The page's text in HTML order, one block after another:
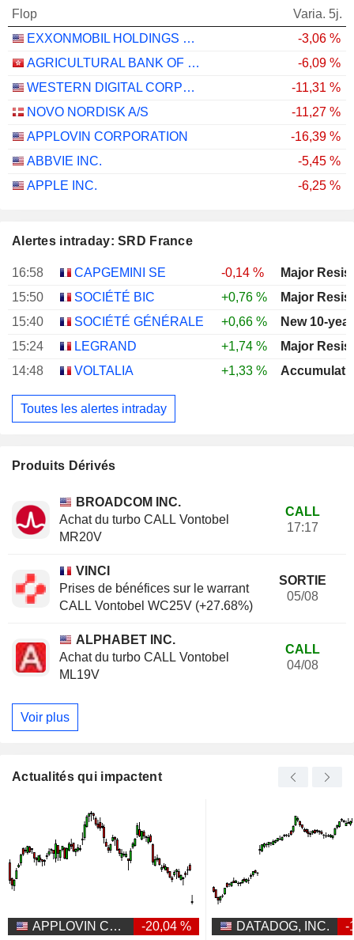
Flop
Varia. 5j.
EXXONMOBIL HOLDINGS CORPORATION
-3,06 %
AGRICULTURAL BANK OF CHINA LIMITED
-6,09 %
WESTERN DIGITAL CORPORATION
-11,31 %
NOVO NORDISK A/S
-11,27 %
APPLOVIN CORPORATION
-16,39 %
ABBVIE INC.
-5,45 %
APPLE INC.
-6,25 %
Alertes intraday: SRD France
16:58 CAPGEMINI SE -0,14 %
Major
15:50
SOCIÉTÉ BIC +0,76 %
Major
15:40
SOCIÉTÉ GÉNÉRALE +0,66 %
New 10-
15:24
LEGRAND +1,74 %
Major
14:48
VOLTALIA +1,33 %
Toutes les alertes intraday
Produits Dérivés
BROADCOM INC.
Achat du turbo CALL Vontobel
MR20V
CALL
17:17
VINCI
Prises de bénéfices sur le warrant
CALL Vontobel WC25V (+27.68%)
SORTIE
05/08
ALPHABET INC.
Achat du turbo CALL Vontobel
ML19V
CALL
04/08
Voir plus
Actualités qui impactent
APPLOVIN CORPORATION
-20,04 %
DATADOG, INC.
-